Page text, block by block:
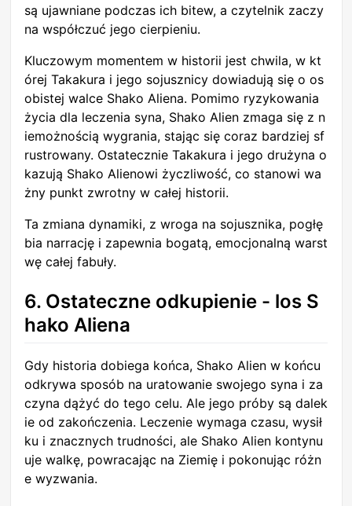
są ujawniane podczas ich bitew, a czytelnik zaczy
na współczuć jego cierpieniu.
Kluczowym momentem w historii jest chwila, w kt
órej Takakura i jego sojusznicy dowiadują się o os
obistej walce Shako Aliena. Pomimo ryzykowania
życia dla leczenia syna, Shako Alien zmaga się z n
iemożnością wygrania, stając się coraz bardziej sf
rustrowany. Ostatecznie Takakura i jego drużyna o
kazują Shako Alienowi życzliwość, co stanowi wa
żny punkt zwrotny w całej historii.
Ta zmiana dynamiki, z wroga na sojusznika, pogłę
bia narrację i zapewnia bogatą, emocjonalną warst
wę całej fabuły.
6. Ostateczne odkupienie - los S
hako Aliena
Gdy historia dobiega końca, Shako Alien w końcu
odkrywa sposób na uratowanie swojego syna i za
czyna dążyć do tego celu. Ale jego próby są dalek
ie od zakończenia. Leczenie wymaga czasu, wysił
ku i znacznych trudności, ale Shako Alien kontynu
uje walkę, powracając na Ziemię i pokonując różn
e wyzwania.